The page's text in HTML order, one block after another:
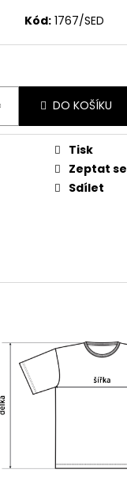
Kód: 1767/SED
DO KOŠÍKU
Tisk
Zeptat se
Sdílet